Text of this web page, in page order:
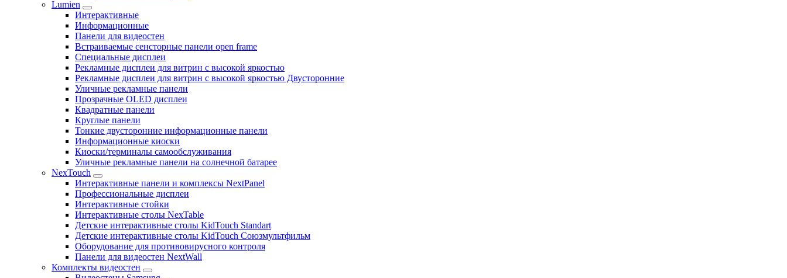
Lumien
Интерактивные
Информационные
Панели для видеостен
Встраиваемые сенсторные панели open frame
Специальные дисплеи
Рекламные дисплеи для витрин с высокой яркостью
Рекламные дисплеи для витрин с высокой яркостью Двусторонние
Уличные рекламные панели
Прозрачные OLED дисплеи
Квадратные панели
Круглые панели
Тонкие двусторонние информационные панели
Информационные киоски
Киоски/терминалы самообслуживания
Уличные рекламные панели на солнечной батарее
NexTouch
Интерактивные панели и комплексы NextPanel
Профессиональные дисплеи
Интерактивные стойки
Интерактивные столы NexTable
Детские интерактивные столы KidTouch Standart
Детские интерактивные столы KidTouch Союзмультфильм
Оборудование для противовирусного контроля
Панели для видеостен NextWall
Комплекты видеостен